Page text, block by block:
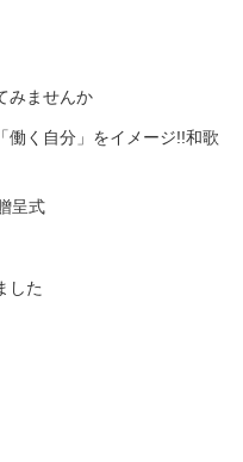
みませんか
働く自分」をイメージ!!和歌
呈式
した